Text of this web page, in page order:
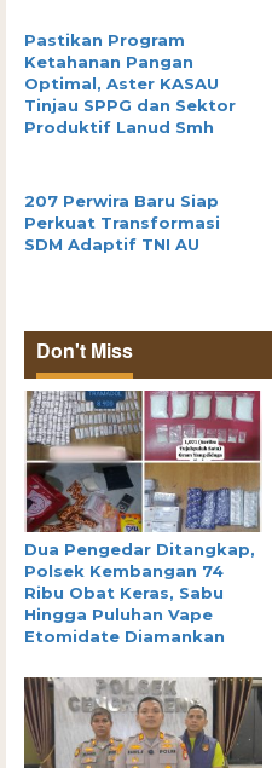
Pastikan Program
Ketahanan Pangan
Optimal, Aster KASAU
Tinjau SPPG dan Sektor
Produktif Lanud Smh
207 Perwira Baru Siap
Perkuat Transformasi
SDM Adaptif TNI AU
Don't Miss
Dua Pengedar Ditangkap,
Polsek Kembangan 74
Ribu Obat Keras, Sabu
Hingga Puluhan Vape
Etomidate Diamankan